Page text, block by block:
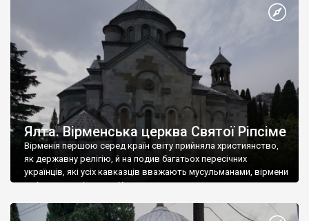
А потім було Хрещення Русі. На честь Херсонесу Таврійського
Ялта. Вірменська церква Святої Ріпсіме
Вірменія першою серед країн світу прийняла християнство,
як державну релігію, й на подив багатьох пересічних
українців, які усіх кавказців вважають мусульманами, вірмени
є відданими вірянами Христа